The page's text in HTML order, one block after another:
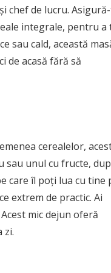
chef de lucru.
integrale, pentru a
sau cald, această
de acasă fără să
cerealelor,
sau unul cu fructe,
care îl poți lua cu tine
extrem de practic. Ai
mic dejun oferă
zi.